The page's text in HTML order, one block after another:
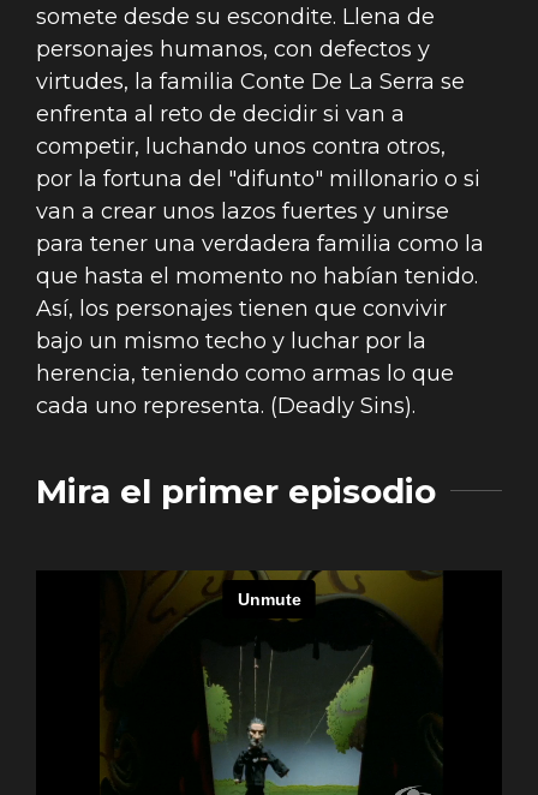
somete desde su escondite. Llena de
personajes humanos, con defectos y
virtudes, la familia Conte De La Serra se
enfrenta al reto de decidir si van a
competir, luchando unos contra otros,
por la fortuna del "difunto" millonario o si
van a crear unos lazos fuertes y unirse
para tener una verdadera familia como la
que hasta el momento no habían tenido.
Así, los personajes tienen que convivir
bajo un mismo techo y luchar por la
herencia, teniendo como armas lo que
cada uno representa. (Deadly Sins).
Mira el primer episodio